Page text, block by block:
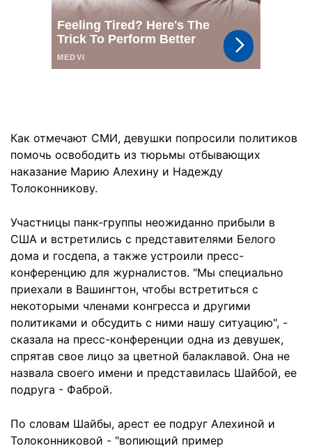
Как отмечают СМИ, девушки попросили политиков
помочь освободить из тюрьмы отбывающих
наказание Марию Алехину и Надежду
Толоконникову.
Участницы панк-группы неожиданно прибыли в
США и встретились с представителями Белого
дома и госдепа, а также устроили пресс-
конференцию для журналистов. "Мы специально
приехали в Вашингтон, чтобы встретиться с
некоторыми членами конгресса и другими
политиками и обсудить с ними нашу ситуацию", -
сказала на пресс-конференции одна из девушек,
спрятав свое лицо за цветной балаклавой. Она не
назвала своего имени и представилась Шайбой, ее
подруга - Фаброй.
По словам Шайбы, арест ее подруг Алехиной и
Толоконниковой - "вопиющий пример